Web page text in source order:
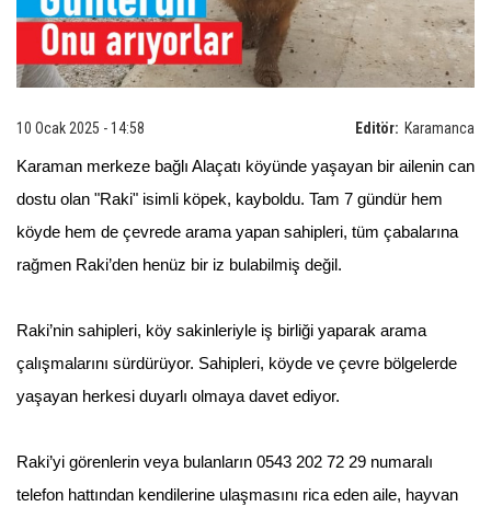
Editör: Karamanca
10 Ocak 2025 - 14:58
Karaman merkeze bağlı Alaçatı köyünde yaşayan bir ailenin can
dostu olan "Raki" isimli köpek, kayboldu. Tam 7 gündür hem
köyde hem de çevrede arama yapan sahipleri, tüm çabalarına
rağmen Raki’den henüz bir iz bulabilmiş değil.
Raki’nin sahipleri, köy sakinleriyle iş birliği yaparak arama
çalışmalarını sürdürüyor. Sahipleri, köyde ve çevre bölgelerde
yaşayan herkesi duyarlı olmaya davet ediyor.
Raki’yi görenlerin veya bulanların 0543 202 72 29 numaralı
telefon hattından kendilerine ulaşmasını rica eden aile, hayvan